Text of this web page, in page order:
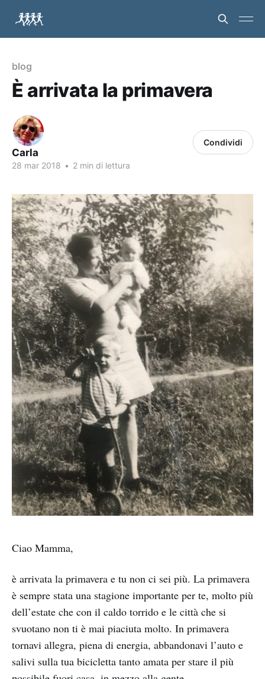
blog
È arrivata la primavera
Carla
28 mar 2018 • 2 min di lettura
Condividi
Ciao Mamma,
è arrivata la primavera e tu non ci sei più. La primavera
è sempre stata una stagione importante per te, molto più
dell’estate che con il caldo torrido e le città che si
svuotano non ti è mai piaciuta molto. In primavera
tornavi allegra, piena di energia, abbandonavi l’auto e
salivi sulla tua bicicletta tanto amata per stare il più